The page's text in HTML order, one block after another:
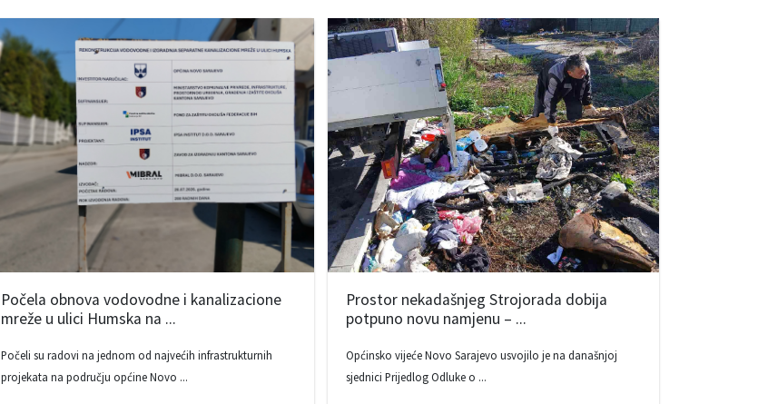
Počela obnova vodovodne i kanalizacione
mreže u ulici Humska na ...
Počeli su radovi na jednom od najvećih infrastrukturnih
projekata na području općine Novo ...
Prostor nekadašnjeg Strojorada dobija
potpuno novu namjenu – ...
Općinsko vijeće Novo Sarajevo usvojilo je na današnjoj
sjednici Prijedlog Odluke o ...